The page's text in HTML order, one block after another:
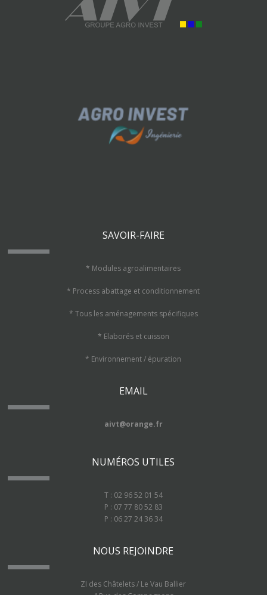
SAVOIR-FAIRE
* Modules agroalimentaires
* Process abattage et conditionnement
* Tous les aménagements spécifiques
* Elaborés et cuisson
* Environnement / épuration
EMAIL
aivt@orange.fr
NUMÉROS UTILES
T : 02 96 52 01 54
P : 07 77 80 52 83
P : 06 27 24 36 34
NOUS REJOINDRE
ZI des Châtelets / Le Vau Ballier